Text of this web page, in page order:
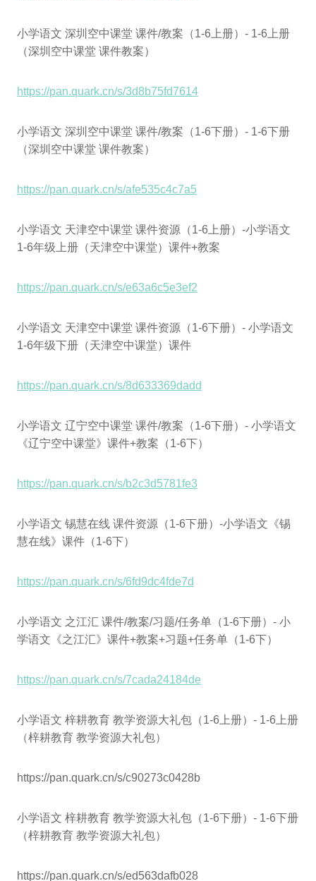
小学语文 深圳空中课堂 课件/教案（1-6上册）- 1-6上册
（深圳空中课堂 课件教案）
https://pan.quark.cn/s/3d8b75fd7614
小学语文 深圳空中课堂 课件/教案（1-6下册）- 1-6下册
（深圳空中课堂 课件教案）
https://pan.quark.cn/s/afe535c4c7a5
小学语文 天津空中课堂 课件资源（1-6上册）-小学语文
1-6年级上册（天津空中课堂）课件+教案
https://pan.quark.cn/s/e63a6c5e3ef2
小学语文 天津空中课堂 课件资源（1-6下册）- 小学语文
1-6年级下册（天津空中课堂）课件
https://pan.quark.cn/s/8d633369dadd
小学语文 辽宁空中课堂 课件/教案（1-6下册）- 小学语文
《辽宁空中课堂》课件+教案（1-6下）
https://pan.quark.cn/s/b2c3d5781fe3
小学语文 锡慧在线 课件资源（1-6下册）-小学语文《锡
慧在线》课件（1-6下）
https://pan.quark.cn/s/6fd9dc4fde7d
小学语文 之江汇 课件/教案/习题/任务单（1-6下册）- 小
学语文《之江汇》课件+教案+习题+任务单（1-6下）
https://pan.quark.cn/s/7cada24184de
小学语文 梓耕教育 教学资源大礼包（1-6上册）- 1-6上册
（梓耕教育 教学资源大礼包）
https://pan.quark.cn/s/c90273c0428b
小学语文 梓耕教育 教学资源大礼包（1-6下册）- 1-6下册
（梓耕教育 教学资源大礼包）
https://pan.quark.cn/s/ed563dafb028